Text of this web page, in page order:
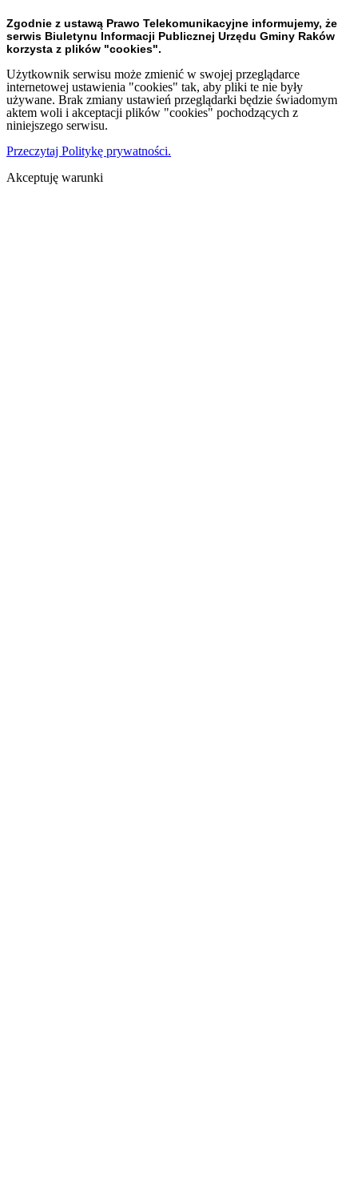
Zgodnie z ustawą Prawo Telekomunikacyjne informujemy, że
serwis Biuletynu Informacji Publicznej Urzędu Gminy Raków
korzysta z plików "cookies".
Użytkownik serwisu może zmienić w swojej przeglądarce
internetowej ustawienia "cookies" tak, aby pliki te nie były
używane. Brak zmiany ustawień przeglądarki będzie świadomym
aktem woli i akceptacji plików "cookies" pochodzących z
niniejszego serwisu.
Przeczytaj Politykę prywatności.
Akceptuję warunki